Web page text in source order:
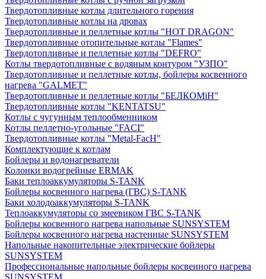
Твердотопливные котлы длительного горения
Твердотопливные котлы на дровах
Твердотопливные и пеллетные котлы "HOT DRAGON"
Твердотопливные отопительные котлы "Flames"
Твердотопливные и пеллетные котлы "DEFRO"
Котлы твердотопливные с водяным контуром "УЗПО"
Твердотопливные и пеллетные котлы, бойлеры косвенного
нагрева "GALMET"
Твердотопливные и пеллетные котлы "БЕЛКОМiН"
Твердотопливные котлы "KENTATSU"
Котлы с чугунным теплообменником
Котлы пеллетно-угольные "FACI"
Твердотопливные котлы "Metal-FacH"
Комплектующие к котлам
Бойлеры и водонагреватели
Колонки водогрейные ERMAK
Баки теплоаккумуляторы S-TANK
Бойлеры косвенного нагрева (ГВС) S-TANK
Баки холодоаккумуляторы S-TANK
Теплоаккумуляторы со змеевиком ГВС S-TANK
Бойлеры косвенного нагрева напольные SUNSYSTEM
Бойлеры косвенного нагрева настенные SUNSYSTEM
Напольные накопительные электрические бойлеры
SUNSYSTEM
Профессиональные напольные бойлеры косвенного нагрева
SUNSYSTEM